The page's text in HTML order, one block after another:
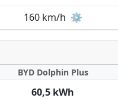
160 km/h ⚙️
BYD Dolphin Plus
60,5 kWh